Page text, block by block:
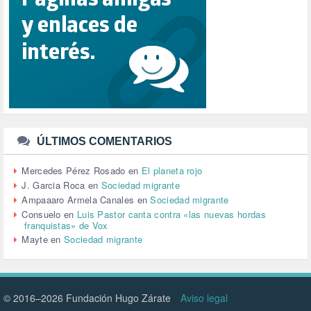
REPUBLICA (1)
SALUD (108)
SENSIBILIZACIÓN (576)
SINDICATOS (12)
TTIP (6)
URBANISMO (1)
URBANIZACIÓN (1)
VEJEZ (1)
VENEZUELA (3)
VENEZULA (1)
VIAJES (1)
VIOLENCIA (2)
VIOLENCIA DE GÉNERO (223)
VIVIENDA (9)
VOLODIMIR ZELENSKY (1)
ÚLTIMOS COMENTARIOS
Mercedes Pérez Rosado en El planeta rojo
J. Garcia Roca en Sociedad migrante
Ampaaaro Armela Canales enSociedad migrante
Consuelo en Luis Pastor canta contra «las nuevas hordas
franquistas» de Vox
MayteenSociedad migrante
© 2016–2026 Fundación Hugo Zárate Aviso legal